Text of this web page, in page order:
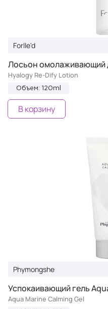
Forlle'd
Лосьон омолаживающий
Hyalogy Re-Dify Lotion
Объем: 120ml
В корзину
Phymongshe
Успокаивающий гель
Aqua Marine Calming Gel